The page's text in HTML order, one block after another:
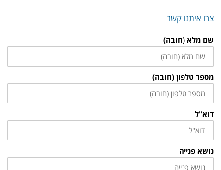
צרו איתנו קשר
שם מלא (חובה)
מספר טלפון (חובה)
דוא"ל
נושא פנייה